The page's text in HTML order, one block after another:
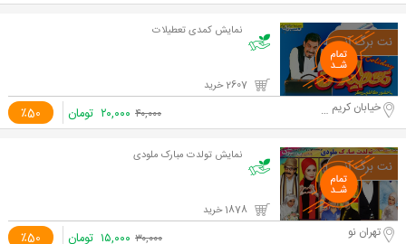
نمایش کمدی تعطیلات
٪50 خيابان کریم خان ۴۰,۰۰۰ ۲۰,۰۰۰ تومان
نمایش تولدت مبارک ملودی
٪50 تهران نو ۳۰,۰۰۰ ۱۵,۰۰۰ تومان